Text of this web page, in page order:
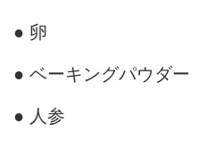
● 卵
● ベーキングパウダー
● 人参